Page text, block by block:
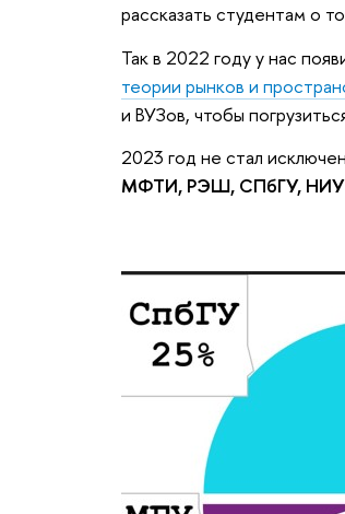
рассказать студентам о
Так в 2022 году у нас
теории рынков и
и ВУЗов, чтобы
2023 год не стал
МФТИ, РЭШ, СПбГУ,